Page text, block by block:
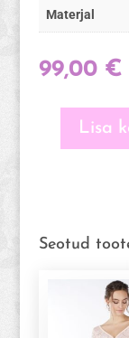
Materjal
99,00 €
ja
Lisa
Seotud